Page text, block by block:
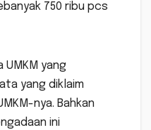
750 ribu pcs
UMKM yang
yang diklaim
nya. Bahkan
ini